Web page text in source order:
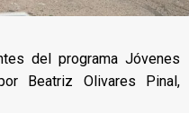
del programa Jóvenes
Beatriz Olivares Pinal,